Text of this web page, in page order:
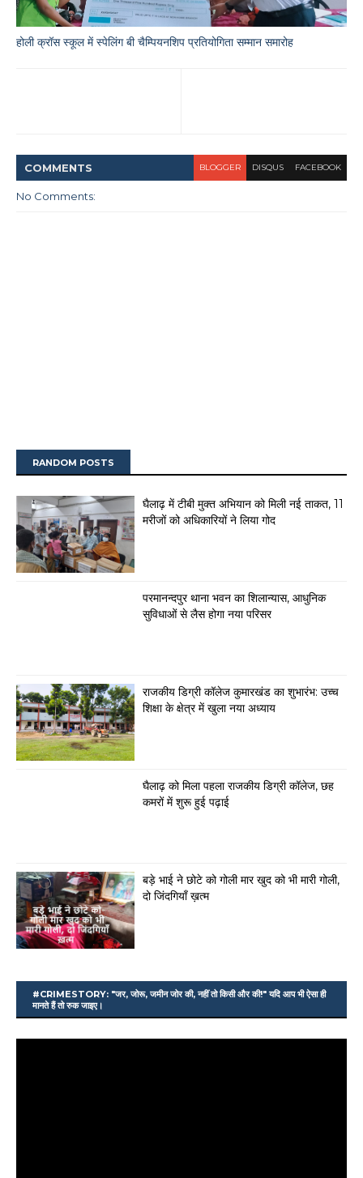
होली क्रॉस स्कूल में स्पेलिंग बी चैम्पियनशिप प्रतियोगिता सम्मान समारोह
COMMENTS BLOGGER DISQUS FACEBOOK
No Comments:
RANDOM POSTS
घैलाढ़ में टीबी मुक्त अभियान को मिली नई ताकत, 11
मरीजों को अधिकारियों ने लिया गोद
परमानन्दपुर थाना भवन का शिलान्यास, आधुनिक
सुविधाओं से लैस होगा नया परिसर
राजकीय डिग्री कॉलेज कुमारखंड का शुभारंभ: उच्च
शिक्षा के क्षेत्र में खुला नया अध्याय
घैलाढ़ को मिला पहला राजकीय डिग्री कॉलेज, छह
कमरों में शुरू हुई पढ़ाई
बड़े भाई ने छोटे को गोली मार खुद को भी मारी गोली,
दो जिंदगियाँ ख़त्म
#CRIMESTORY: "जर, जोरू, जमीन जोर की, नहीं तो किसी और की!" यदि आप भी ऐसा ही
मानते हैं तो रुक जाइए।